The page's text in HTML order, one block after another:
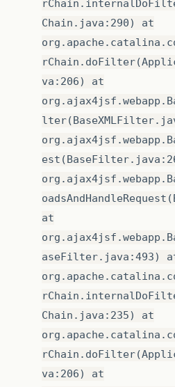
Chain.java:290) at
va:206) at
at
aseFilter.java:493)
Chain.java:235) at
va:206) at